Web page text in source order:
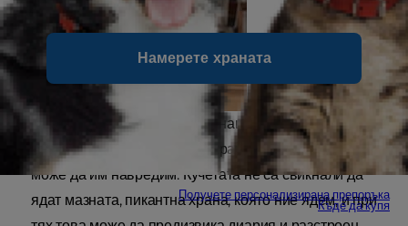
Намерете храната
Получете персонализирана препоръка
Къде да купя
Считаме кучетата за част от нашето семейство, но
като ги храним със същата храна, която ние ядем,
може да им навредим. Кучетата не са свикнали да
ядат мазната, пикантна храна, която ние ядем, и при